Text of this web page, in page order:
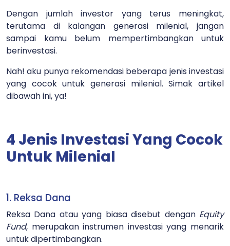
Dengan jumlah investor yang terus meningkat,
terutama di kalangan generasi milenial, jangan
sampai kamu belum mempertimbangkan untuk
berinvestasi.
Nah! aku punya rekomendasi beberapa jenis investasi
yang cocok untuk generasi milenial. Simak artikel
dibawah ini, ya!
4 Jenis Investasi Yang Cocok
Untuk Milenial
1. Reksa Dana
Reksa Dana atau yang biasa disebut dengan Equity
Fund, merupakan instrumen investasi yang menarik
untuk dipertimbangkan.